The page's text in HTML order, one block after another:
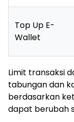
Top Up E-
Wallet
Limit transaksi
tabungan dan
berdasarkan
dapat berubah